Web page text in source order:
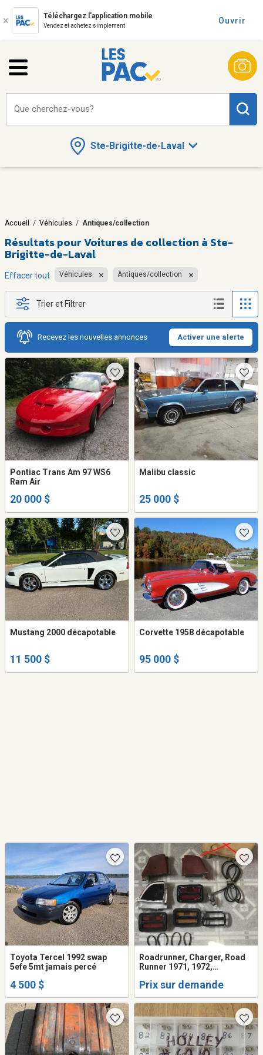
Téléchargez l'application mobile
Vendez et achetez simplement
Ouvrir
Ste-Brigitte-de-Laval
Que cherchez-vous?
Accueil / Véhicules / Antiques/collection
Résultats pourVoitures de collection à Ste-
Brigitte-de-Laval
Effacer tout Véhicules Antiques/collection
Trier et Filtrer
Recevez les nouvelles annonces Activer une alerte
Pontiac Trans Am 97 WS6
Ram Air
20 000 $
Malibu classic
25 000 $
Mustang 2000 décapotable
11 500 $
Corvette 1958 décapotable
95 000 $
Toyota Tercel 1992 swap
5efe 5mt jamais percé
4 500 $
Roadrunner, Charger, Road
Runner 1971, 1972,
Prix sur demande